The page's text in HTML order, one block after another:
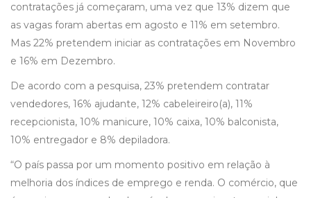
contratações já começaram, uma vez que 13% dizem que
as vagas foram abertas em agosto e 11% em setembro.
Mas 22% pretendem iniciar as contratações em Novembro
e 16% em Dezembro.
De acordo com a pesquisa, 23% pretendem contratar
vendedores, 16% ajudante, 12% cabeleireiro(a), 11%
recepcionista, 10% manicure, 10% caixa, 10% balconista,
10% entregador e 8% depiladora.
“O país passa por um momento positivo em relação à
melhoria dos índices de emprego e renda. O comércio, que